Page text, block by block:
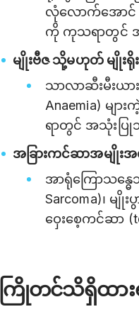
လုံလောက်အောင်
ကို ကုသရာတွင်
မျိုးဗီဇ သို့မဟုတ် မျိုးရို
သာလာဆီးမီးယား
Anaemia) မ
ရာတွင် အသုံးပ
အခြားကင်ဆာအမျိုးအစ
အာရုံကြောသန္ဓ
Sarcoma)၊ မျို
ဝှေးစေ့ကင်ဆာ
ကြိုတင်သိရှိထား